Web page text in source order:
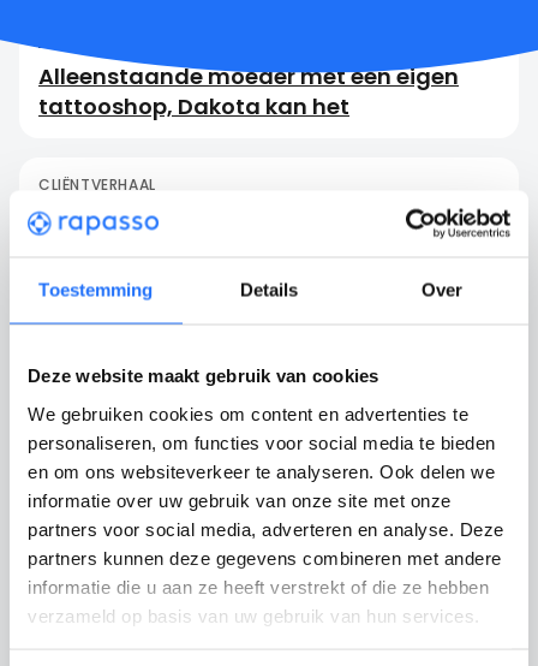
Toestemming Details Over
Deze website maakt gebruik van cookies
We gebruiken cookies om content en advertenties te
personaliseren, om functies voor social media te bieden
en om ons websiteverkeer te analyseren. Ook delen we
informatie over uw gebruik van onze site met onze
partners voor social media, adverteren en analyse. Deze
partners kunnen deze gegevens combineren met andere
informatie die u aan ze heeft verstrekt of die ze hebben
verzameld op basis van uw gebruik van hun services.
Alleenstaande moeder met een eigen
tattooshop, Dakota kan het
CLIËNTVERHAAL
Van de goot naar het podium; Dennis
Cliëntvolgsysteem
Cliëntvolgsysteem
Elektronisch cliëntendossier